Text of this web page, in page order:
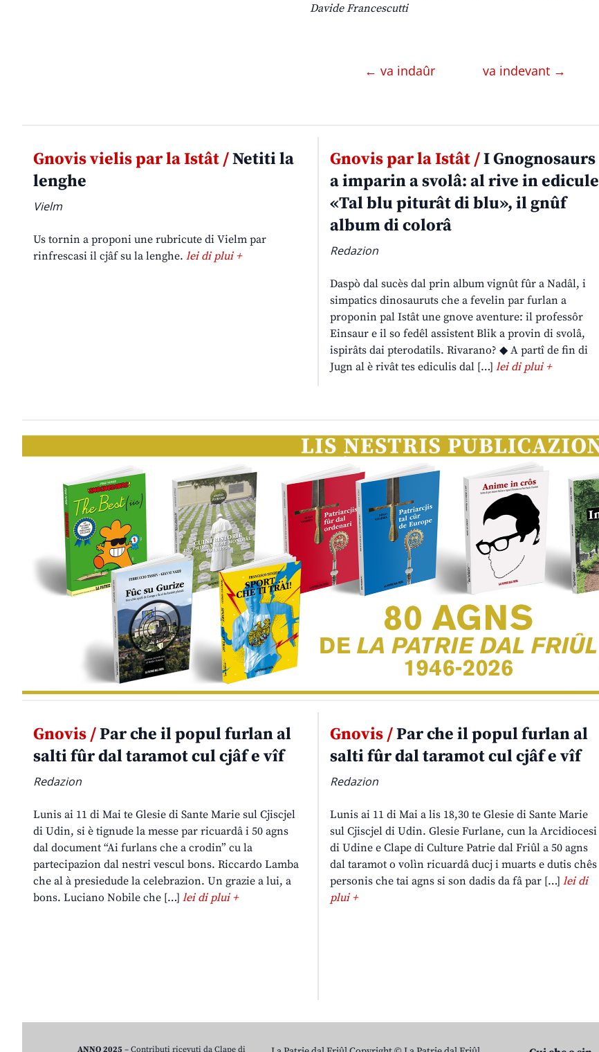
Davide Francescutti
← va indaûr va indevant →
Gnovis vielis par la Istât /Netiti la
lenghe
Vielm
Us tornin a proponi une rubricute di Vielm par
rinfrescasi il cjâf su la lenghe. lei di plui +
Gnovis par la Istât /I Gnognosaurs
a imparin a svolâ: al rive in edicule
«Tal blu piturât di blu», il gnûf
album di colorâ
Redazion
Daspò dal sucès dal prin album vignût fûr a Nadâl, i
simpatics dinosauruts che a fevelin par furlan a
proponin pal Istât une gnove aventure: il professôr
Einsaur e il so fedêl assistent Blik a provin di svolâ,
ispirâts dai pterodatils. Rivarano? ◆ A partî de fin di
Jugn al è rivât tes ediculis dal […] lei di plui +
Gnovis /Par che il popul furlan al
salti fûr dal taramot cul cjâf e vîf
Redazion
Lunis ai 11 di Mai te Glesie di Sante Marie sul Cjiscjel
di Udin, si è tignude la messe par ricuardâ i 50 agns
dal document “Ai furlans che a crodin” cu la
partecipazion dal nestri vescul bons. Riccardo Lamba
che al à presiedude la celebrazion. Un grazie a lui, a
bons. Luciano Nobile che […] lei di plui +
Gnovis /Par che il popul furlan al
salti fûr dal taramot cul cjâf e vîf
Redazion
Lunis ai 11 di Mai a lis 18,30 te Glesie di Sante Marie
sul Cjiscjel di Udin. Glesie Furlane, cun la Arcidiocesi
di Udine e Clape di Culture Patrie dal Friûl a 50 agns
dal taramot o volìn ricuardâ ducj i muarts e dutis chês
personis che tai agns si son dadis da fâ par […] lei di
plui +
ANNO 2025 – Contributi ricevuti da Clape di